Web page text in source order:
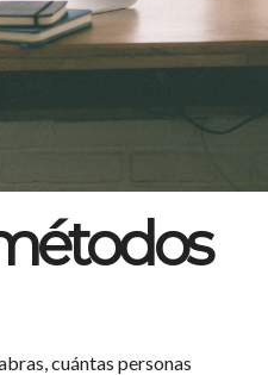
cuántas personas